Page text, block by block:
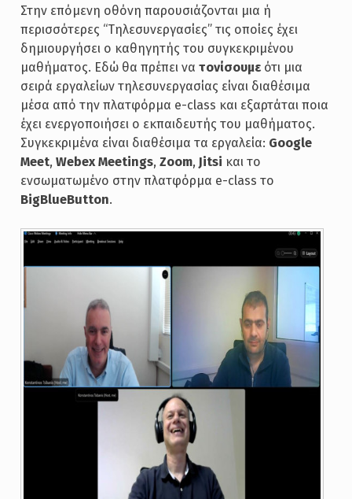
Στην επόμενη οθόνη παρουσιάζονται μια ή
περισσότερες “Τηλεσυνεργασίες” τις οποίες έχει
δημιουργήσει ο καθηγητής του συγκεκριμένου
μαθήματος. Εδώ θα πρέπει να τονίσουμεότι μια
σειρά εργαλείων τηλεσυνεργασίας είναι διαθέσιμα
μέσα από την πλατφόρμα e-class και εξαρτάται ποια
έχει ενεργοποιήσει ο εκπαιδευτής του μαθήματος.
Συγκεκριμένα είναι διαθέσιμα τα εργαλεία: Google
Meet, Webex Meetings, Zoom, Jitsi και το
ενσωματωμένο στην πλατφόρμα e-class το
BigBlueButton.